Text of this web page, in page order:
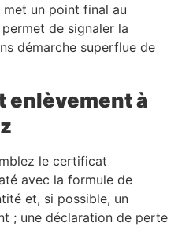
un point final au
de signaler la
démarche superflue de
enlèvement à
le certificat
avec la formule de
et, si possible, un
; une déclaration de perte